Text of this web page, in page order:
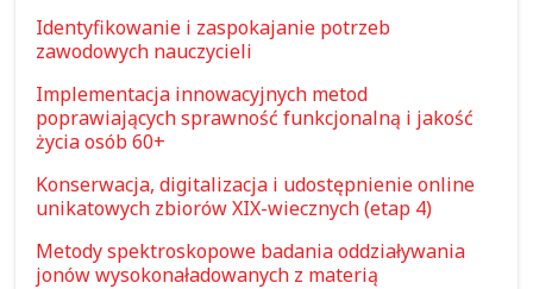
Identyfikowanie i zaspokajanie potrzeb
zawodowych nauczycieli
Implementacja innowacyjnych metod
poprawiających sprawność funkcjonalną i jakość
życia osób 60+
Konserwacja, digitalizacja i udostępnienie online
unikatowych zbiorów XIX-wiecznych (etap 4)
Metody spektroskopowe badania oddziaływania
jonów wysokonaładowanych z materią